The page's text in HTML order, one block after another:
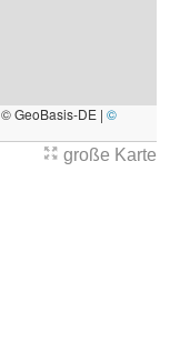
GeoBasis-DE | ©
große Karte